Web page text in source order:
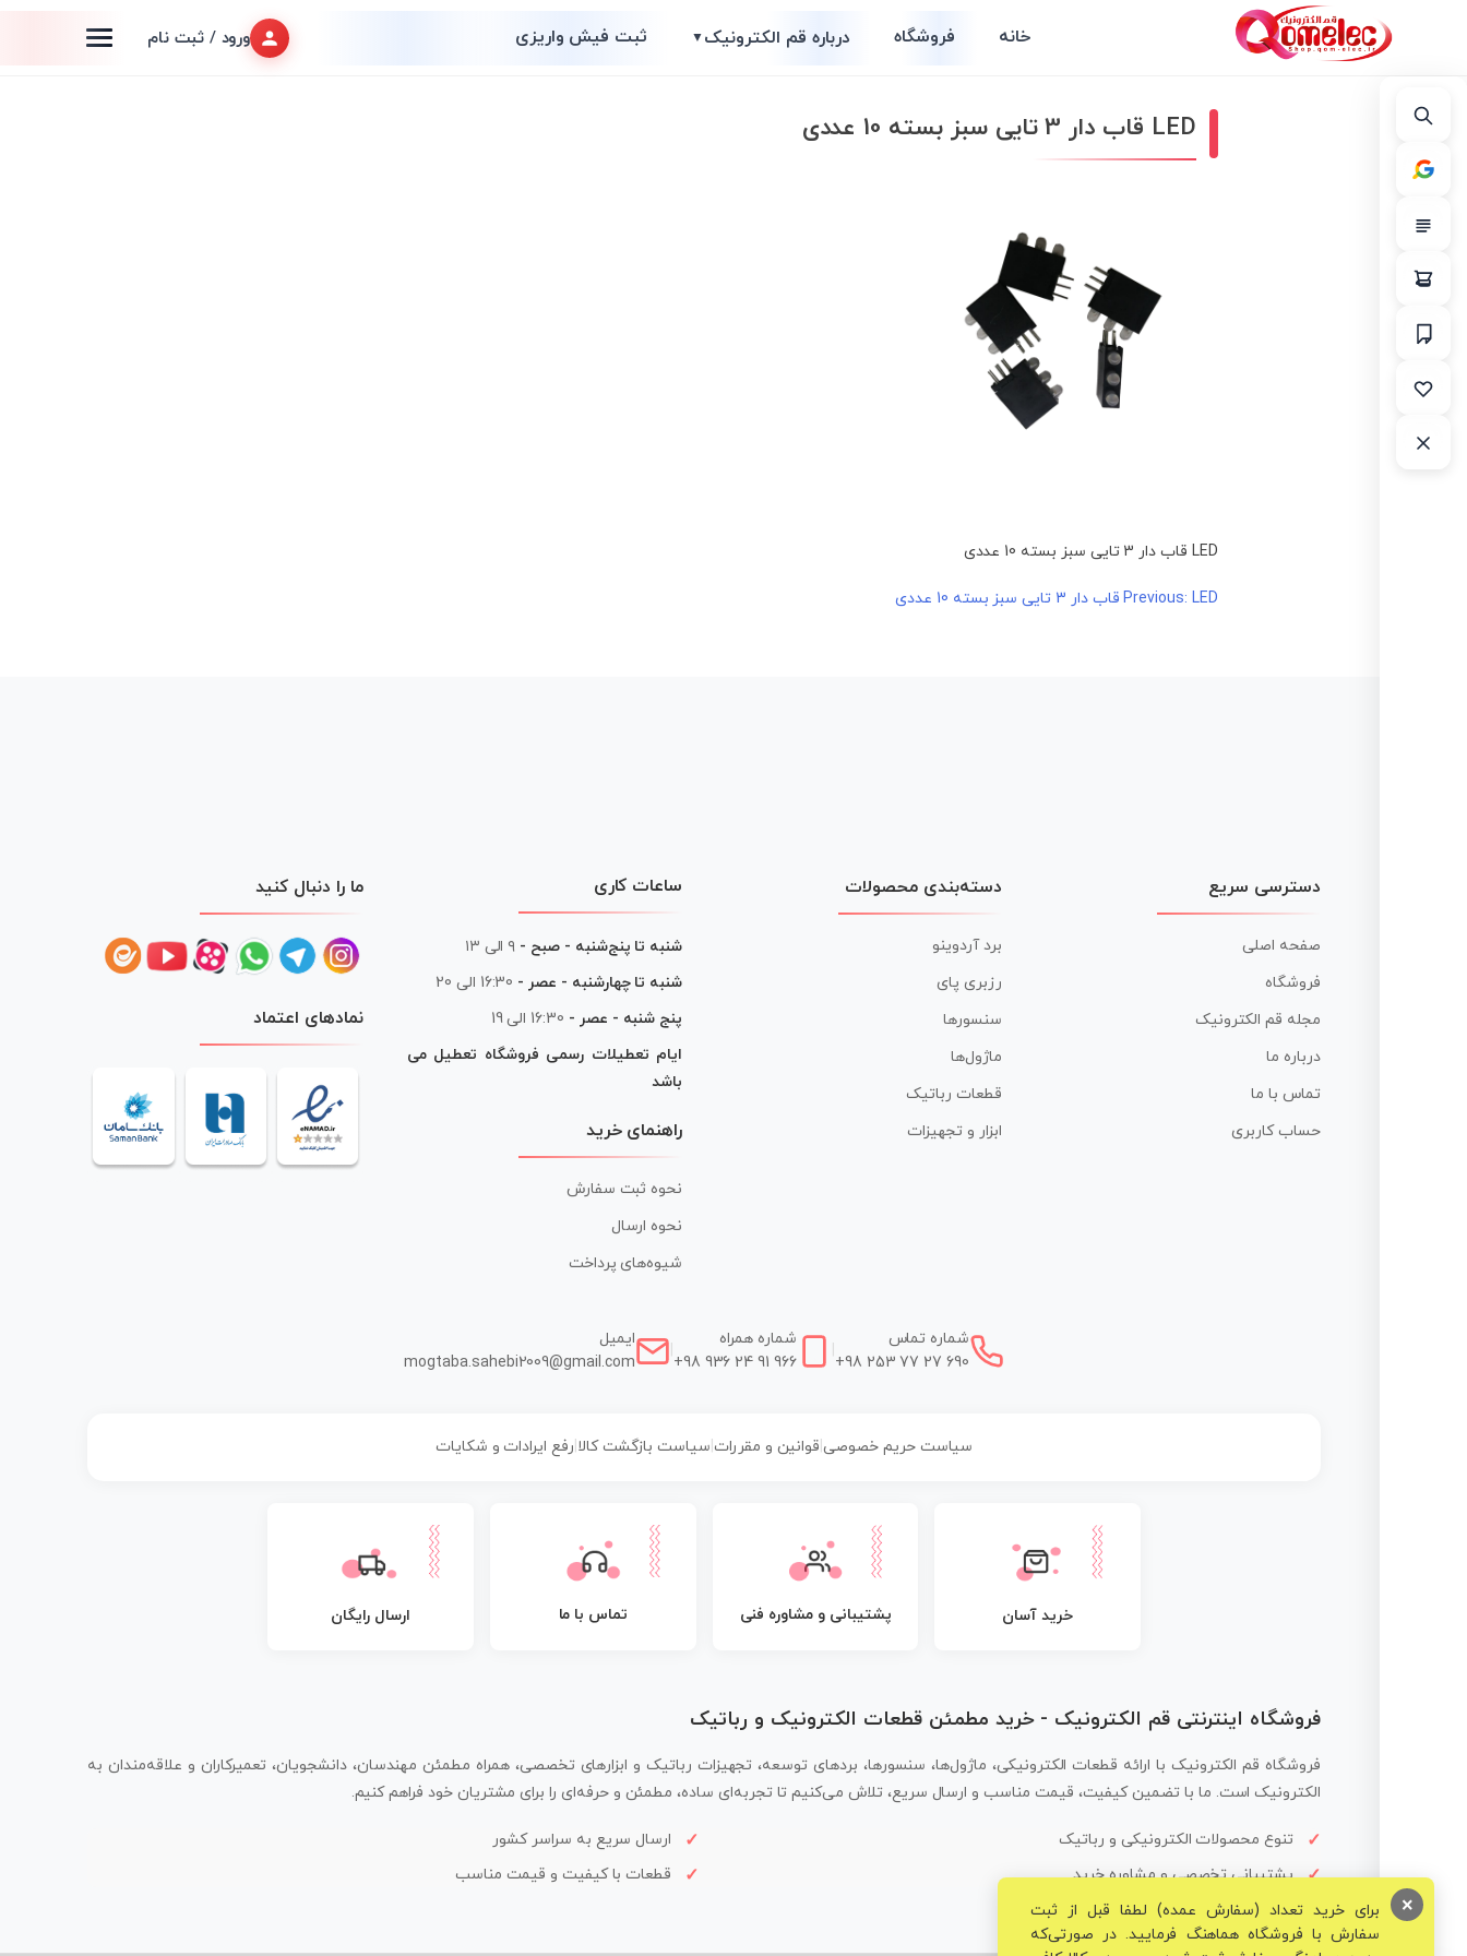
خانه فروشگاه درباره قم الکترونیک▼ ثبت فیش واریزی ورود / ثبت نام
LED قاب دار 3 تایی سبز بسته 10 عددی
LED قاب دار 3 تایی سبز بسته 10 عددی
راهبریPrevious: LED قاب دار 3 تایی سبز بسته 10 عددی
دسترسی سریع
صفحه اصلی
فروشگاه
مجله قم الکترونیک
درباره ما
تماس با ما
حساب کاربری
دسته‌بندی محصولات
برد آردوینو
رزبری پای
سنسورها
ماژول‌ها
قطعات رباتیک
ابزار و تجهیزات
ساعات کاری
شنبه تا پنج‌شنبه - صبح - ۹ الی ۱۳
شنبه تا چهارشنبه - عصر - 16:30 الی 20
پنج شنبه - عصر - 16:30 الی 19
ایام تعطیلات رسمی فروشگاه تعطیل می
باشد
راهنمای خرید
نحوه ثبت سفارش
نحوه ارسال
شیوه‌های پرداخت
ما را دنبال کنید
نمادهای اعتماد
شماره تماس
+98 253 77 27 690
شماره همراه
+98 936 24 91 966
ایمیل
mogtaba.sahebi2009@gmail.com
سیاست حریم خصوصی| قوانین و مقررات سیاست بازگشت کالا رفع ایرادات و شکایات
خرید آسان پشتیبانی و مشاوره فنی تماس با ما ارسال رایگان
فروشگاه اینترنتی قم الکترونیک - خرید مطمئن قطعات الکترونیک و رباتیک
فروشگاه قم الکترونیک با ارائه قطعات الکترونیکی، ماژول‌ها، سنسورها، بردهای توسعه، تجهیزات رباتیک و ابزارهای تخصصی، همراه مطمئن مهندسان، دانشجویان، تعمیرکاران و علاقه‌مندان به
الکترونیک است. ما با تضمین کیفیت، قیمت مناسب و ارسال سریع، تلاش می‌کنیم تا تجربه‌ای ساده، مطمئن و حرفه‌ای را برای مشتریان خود فراهم کنیم.
تنوع محصولات الکترونیکی و رباتیک
ارسال سریع به سراسر کشور
پشتیبانی تخصصی و مشاوره خرید
قطعات با کیفیت و قیمت مناسب
برای خرید تعداد (سفارش عمده) لطفا قبل از ثبت
سفارش با فروشگاه هماهنگ فرمایید. در صورتی‌که
×